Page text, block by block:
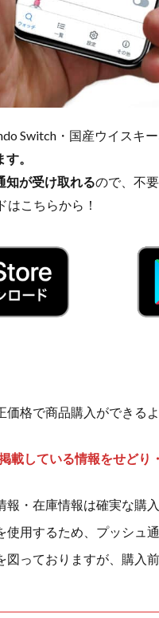
Switch・国産ウイスキ
。
知が受け取れるので、不
はこちらから！
価格で商品購入ができる
載している情報をせどり
・在庫情報は確実な購
用するため、プッシュ
図っておりますが、購入